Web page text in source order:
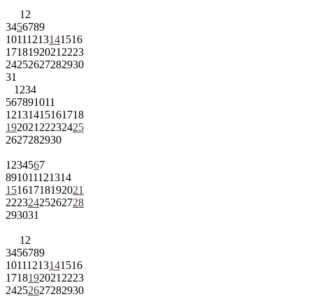
1 2
3456789
10111213141516
1718192021 2223
24252627282930
31
1 234
567891011
12131415161718
192021 22232425
2627282930
1 234567
891011121314
15161718192021
22232425262728
293031
1 2
3456789
10111213141516
1718192021 2223
24252627282930